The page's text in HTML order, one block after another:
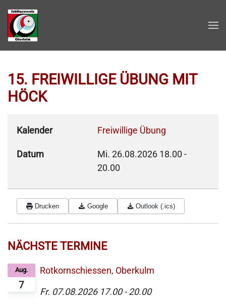
Zum Hauptinhalt springen
15. FREIWILLIGE ÜBUNG MIT
HÖCK
Kalender Freiwillige Übung
Datum Mi. 26.08.2026 18.00 -
20.00
Drucken Google Outlook (.ics)
NÄCHSTE TERMINE
7
Aug.
Rotkornschiessen, Oberkulm
Fr. 07.08.2026 17.00 - 20.00